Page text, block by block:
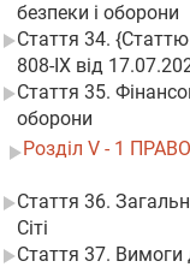
безпеки і оборони
Стаття 34.
808-IX від
Стаття 35.
оборони
Розділ V - 1
Стаття 36.
Сіті
Стаття 37. Вимоги